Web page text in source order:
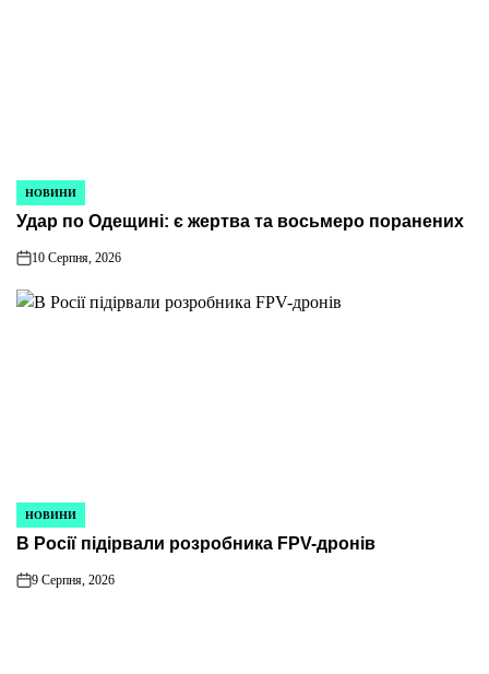
ОПУБЛІКУВАТИ
У
НОВИНИ
Удар по Одещині: є жертва та восьмеро поранених
on
10 Серпня, 2026
ОПУБЛІКУВАТИ
У
НОВИНИ
В Росії підірвали розробника FPV-дронів
on
9 Серпня, 2026